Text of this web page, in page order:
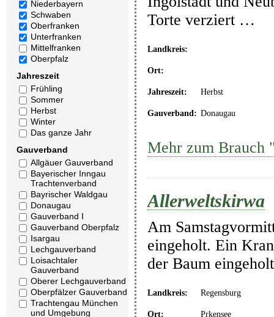
Niederbayern
Schwaben
Oberfranken
Unterfranken
Mittelfranken
Oberpfalz
Jahreszeit
Frühling
Sommer
Herbst
Winter
Das ganze Jahr
Gauverband
Allgäuer Gauverband
Bayerischer Inngau
Trachtenverband
Bayrischer Waldgau
Donaugau
Gauverband I
Gauverband Oberpfalz
Isargau
Lechgauverband
Loisachtaler
Gauverband
Oberer Lechgauverband
Oberpfälzer Gauverband
Trachtengau München
und Umgebung
Torte verziert …
Landkreis:
Ort:
Jahreszeit: Herbst
Gauverband: Donaugau
Mehr zum Brauch
Allerweltskirwa
Am
eingeholt. Ein
der Baum
Landkreis: Regensburg
Ort: Prkensee